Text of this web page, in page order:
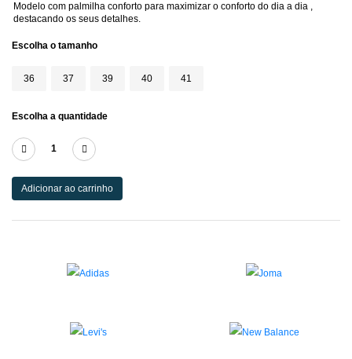
Modelo com palmilha conforto para maximizar o conforto do dia a dia ,
destacando os seus detalhes.
Escolha o tamanho
36 37 39 40 41
Escolha a quantidade
Adicionar ao carrinho